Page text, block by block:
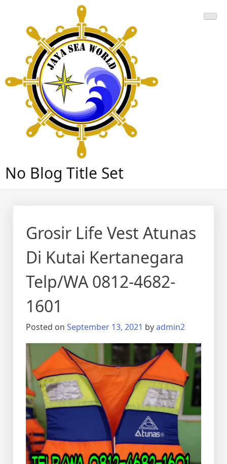
content
No Blog Title Set
Grosir Life Vest Atunas
Di Kutai Kertanegara
Telp/WA 0812-4682-
1601
Posted on September 13, 2021 byadmin2